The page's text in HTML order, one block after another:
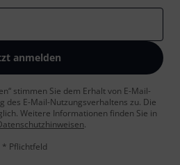
anmelden
stimmen Sie dem Erhalt von E-Mail-
des E-Mail-Nutzungsverhaltens zu. Die
Weitere Informationen finden Sie in
.
* Pflichtfeld